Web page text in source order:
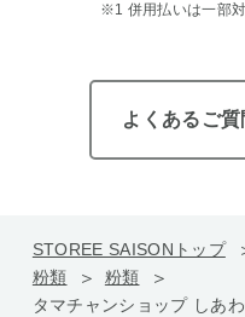
※1 併用払いは一部
よくあるご
STOREE SAISONトップ
粉類
粉類
タマチャンショップ しあ